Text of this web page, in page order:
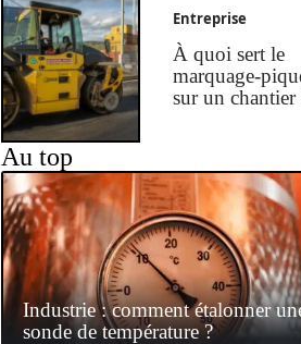
Entreprise
À quoi sert le
marquage-
sur un chantier
Au top
Industrie : comment étalonner
sonde de température ?